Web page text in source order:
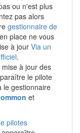
ou n'est plus
pas alors
gestionnaire de
place ne vous
à jour Via un
.
à jour des
le pilote
le gestionnaire
et
pilotes